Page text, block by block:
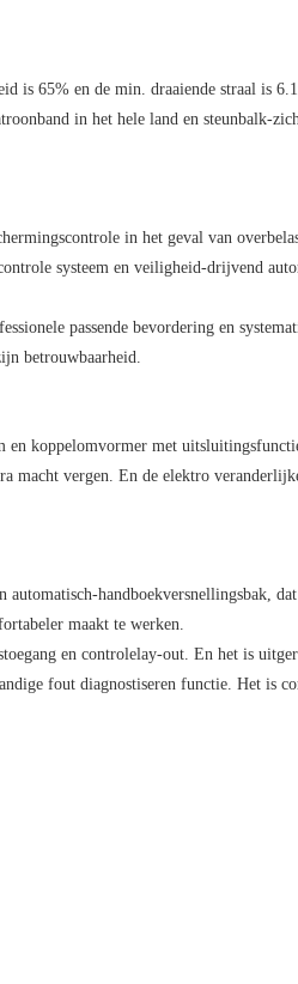
is 65% en de min. draaiende straal is
in het hele land en steunbalk-
in het geval van
systeem en veiligheid-drijvend
passende bevordering en
betrouwbaarheid.
en koppelomvormer met
macht vergen. En de elektro
handboekversnellingsbak,
maakt te werken.
en controlelay-out. En het is
fout diagnostiseren functie. Het is